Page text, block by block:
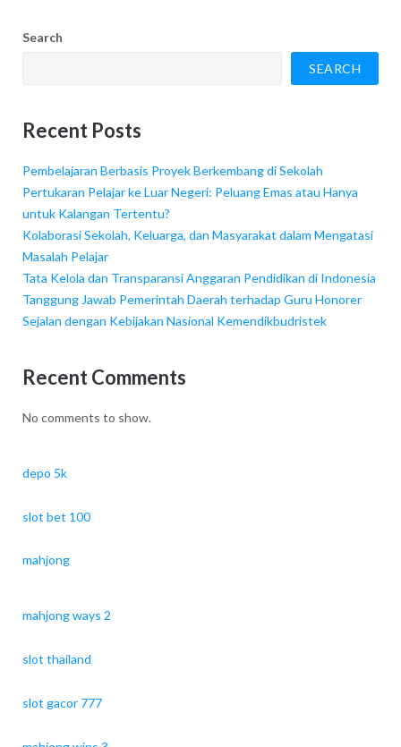
Search
SEARCH
Recent Posts
Pembelajaran Berbasis Proyek Berkembang di Sekolah
Pertukaran Pelajar ke Luar Negeri: Peluang Emas atau Hanya
untuk Kalangan Tertentu?
Kolaborasi Sekolah, Keluarga, dan Masyarakat dalam Mengatasi
Masalah Pelajar
Tata Kelola dan Transparansi Anggaran Pendidikan di Indonesia
Tanggung Jawab Pemerintah Daerah terhadap Guru Honorer
Sejalan dengan Kebijakan Nasional Kemendikbudristek
Recent Comments
No comments to show.
depo 5k
slot bet 100
mahjong
mahjong ways 2
slot thailand
slot gacor 777